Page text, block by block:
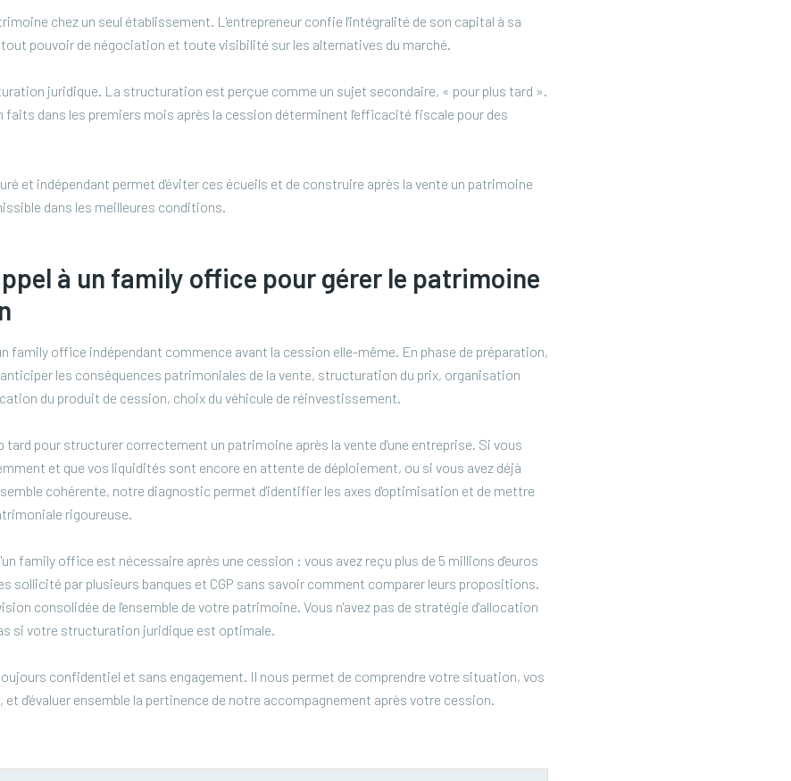
chez un seul établissement. L'entrepreneur confie l'intégralité de son capital à sa
pouvoir de négociation et toute visibilité sur les alternatives du marché.
juridique. La structuration est perçue comme un sujet secondaire, « pour plus tard ».
faits dans les premiers mois après la cession déterminent l'efficacité fiscale pour des
et indépendant permet d'éviter ces écueils et de construire après la vente un patrimoine
dans les meilleures conditions.
à un family office pour gérer le patrimoine
family office indépendant commence avant la cession elle-même. En phase de préparation,
les conséquences patrimoniales de la vente, structuration du prix, organisation
du produit de cession, choix du véhicule de réinvestissement.
pour structurer correctement un patrimoine après la vente d'une entreprise. Si vous
et que vos liquidités sont encore en attente de déploiement, ou si vous avez déjà
cohérente, notre diagnostic permet d'identifier les axes d'optimisation et de mettre
rigoureuse.
family office est nécessaire après une cession : vous avez reçu plus de 5 millions d'euros
sollicité par plusieurs banques et CGP sans savoir comment comparer leurs propositions.
consolidée de l'ensemble de votre patrimoine. Vous n'avez pas de stratégie d'allocation
si votre structuration juridique est optimale.
confidentiel et sans engagement. Il nous permet de comprendre votre situation, vos
d'évaluer ensemble la pertinence de notre accompagnement après votre cession.